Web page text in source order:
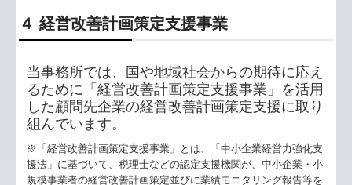
４ 経営改善計画策定支援事業
当事務所では、国や地域社会からの期待に応え
るために「経営改善計画策定支援事業」を活用
した顧問先企業の経営改善計画策定支援に取り
組んでいます。
※「経営改善計画策定支援事業」とは、「中小企業経営力強化支
援法」に基づいて、税理士などの認定支援機関が、中小企業・小
規模事業者の経営改善計画策定並びに業績モニタリング報告等を